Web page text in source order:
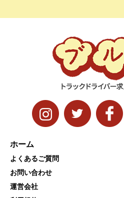
ホーム
よくあるご質問
お問い合わせ
運営会社